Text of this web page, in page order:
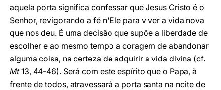
aquela porta significa confessar que Jesus Cristo é o
Senhor, revigorando a fé n'Ele para viver a vida nova
que nos deu. É uma decisão que supõe a liberdade de
escolher e ao mesmo tempo a coragem de abandonar
alguma coisa, na certeza de adquirir a vida divina (cf.
Mt13, 44-46). Será com este espírito que o Papa, à
frente de todos, atravessará a porta santa na noite de